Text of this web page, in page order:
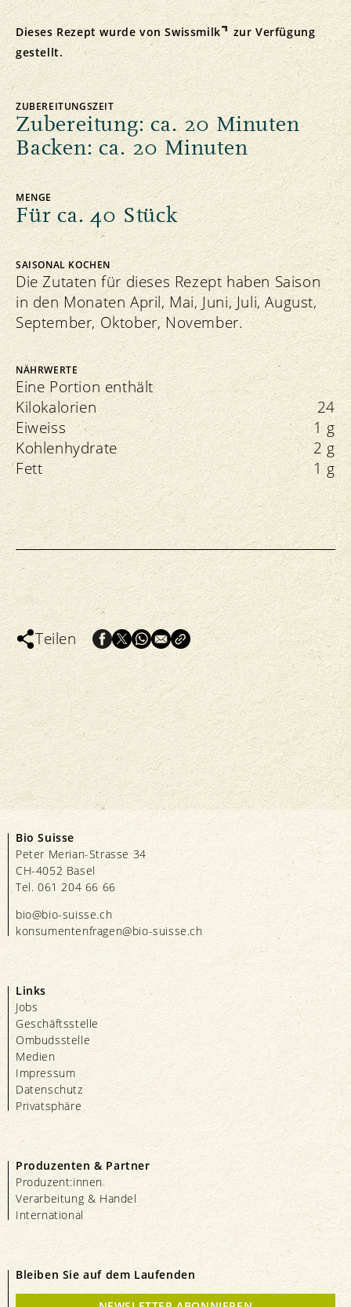
Dieses Rezept wurde vonSwissmilk
zur Verfügung
gestellt.
ZUBEREITUNGSZEIT
Zubereitung: ca. 20 Minuten
Backen: ca. 20 Minuten
MENGE
Für ca. 40 Stück
SAISONAL KOCHEN
Die Zutaten für dieses Rezept haben Saison
in den Monaten April, Mai, Juni, Juli, August,
September, Oktober, November.
NÄHRWERTE
Eine Portion enthält
Kilokalorien
24
Eiweiss
1 g
Kohlenhydrate
2 g
Fett
1 g
Teilen
Bio Suisse
Peter Merian-Strasse 34
CH-4052 Basel
Tel. 061 204 66 66
bio@bio-suisse.ch
konsumentenfragen@bio-suisse.ch
Links
Jobs
Geschäftsstelle
Ombudsstelle
Medien
Impressum
Datenschutz
Privatsphäre
Produzenten & Partner
Produzent:innen
Verarbeitung & Handel
International
Bleiben Sie auf dem Laufenden